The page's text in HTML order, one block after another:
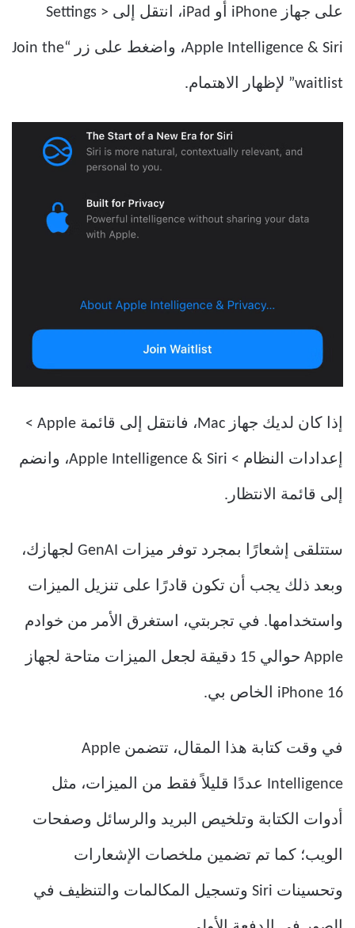
على جهاز iPhone أو iPad، انتقل إلى Settings >
Apple Intelligence & Siri، واضغط على زر “Join the
waitlist” لإظهار الاهتمام.
إذا كان لديك جهاز Mac، فانتقل إلى قائمة Apple >
إعدادات النظام > Apple Intelligence & Siri، وانضم
إلى قائمة الانتظار.
ستتلقى إشعارًا بمجرد توفر ميزات GenAI لجهازك،
وبعد ذلك يجب أن تكون قادرًا على تنزيل الميزات
واستخدامها. في تجربتي، استغرق الأمر من خوادم
Apple حوالي 15 دقيقة لجعل الميزات متاحة لجهاز
iPhone 16 الخاص بي.
في وقت كتابة هذا المقال، تتضمن Apple
Intelligence عددًا قليلاً فقط من الميزات، مثل
أدوات الكتابة وتلخيص البريد والرسائل وصفحات
الويب؛ كما تم تضمين ملخصات الإشعارات
وتحسينات Siri وتسجيل المكالمات والتنظيف في